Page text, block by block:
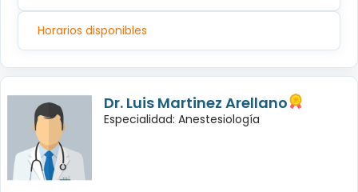
Horarios disponibles
Dr. Luis Martinez Arellano
Especialidad: Anestesiología